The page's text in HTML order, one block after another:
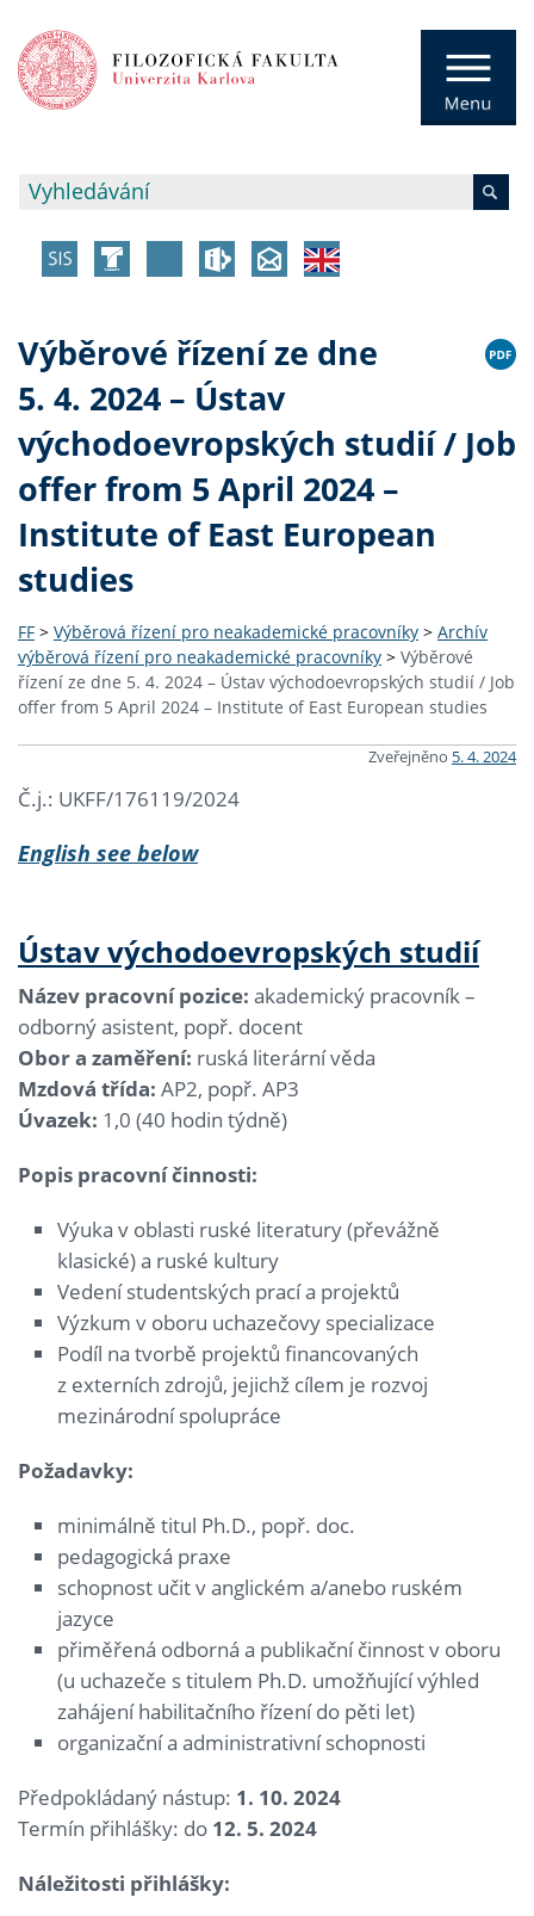
Výběrové řízení ze dne
5. 4. 2024 – Ústav
východoevropských studií / Job
offer from 5 April 2024 –
Institute of East European
studies
FF > Výběrová řízení pro neakademické pracovníky > Archív
výběrová řízení pro neakademické pracovníky > Výběrové
řízení ze dne 5. 4. 2024 – Ústav východoevropských studií / Job
offer from 5 April 2024 – Institute of East European studies
Zveřejněno 5. 4. 2024
Č.j.: UKFF/176119/2024
English see below
Ústav východoevropských studií
Název pracovní pozice: akademický pracovník –
odborný asistent, popř. docent
Obor a zaměření: ruská literární věda
Mzdová třída: AP2, popř. AP3
Úvazek: 1,0 (40 hodin týdně)
Popis pracovní činnosti:
Výuka v oblasti ruské literatury (převážně
klasické) a ruské kultury
Vedení studentských prací a projektů
Výzkum v oboru uchazečovy specializace
Podíl na tvorbě projektů financovaných
z externích zdrojů, jejichž cílem je rozvoj
mezinárodní spolupráce
Požadavky:
minimálně titul Ph.D., popř. doc.
pedagogická praxe
schopnost učit v anglickém a/anebo ruském
jazyce
přiměřená odborná a publikační činnost v oboru
(u uchazeče s titulem Ph.D. umožňující výhled
zahájení habilitačního řízení do pěti let)
organizační a administrativní schopnosti
Předpokládaný nástup: 1. 10. 2024
Termín přihlášky: do 12. 5. 2024
Náležitosti přihlášky: